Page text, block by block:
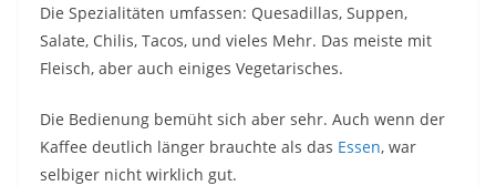
Die Spezialitäten umfassen: Quesadillas, Suppen,
Salate, Chilis, Tacos, und vieles Mehr. Das meiste mit
Fleisch, aber auch einiges Vegetarisches.
Die Bedienung bemüht sich aber sehr. Auch wenn der
Kaffee deutlich länger brauchte als das Essen, war
selbiger nicht wirklich gut.